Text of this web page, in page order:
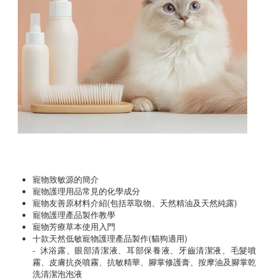
寵物致敏源的簡介
寵物護理用品常見的化學成分
寵物友善原材料介紹(包括萃取物、天然精油及天然純露)
寵物護理產品製作教學
寵物芳療草本使用入門
十款天然低敏寵物護理產品製作(貓狗適用)
- 沐浴露、眼部清潔液、耳部保養液、牙齒清潔液、毛髮噴
霧、皮膚抗炎噴霧、抗敏精華、腳掌修護膏、按摩油及腳掌乾
洗清潔泡泡液